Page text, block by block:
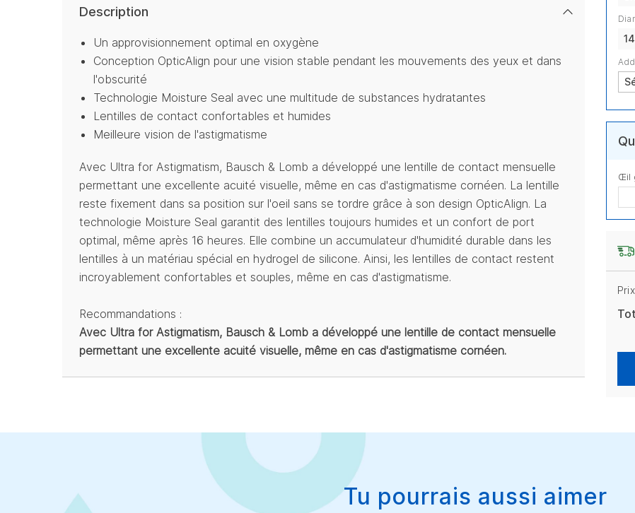
Œil
Description
Un approvisionnement optimal en oxygène
Conception OpticAlign pour une vision stable pendant les mouvements des yeux et dans
l'obscurité
Technologie Moisture Seal avec une multitude de substances hydratantes
Lentilles de contact confortables et humides
Meilleure vision de l'astigmatisme
Avec Ultra for Astigmatism, Bausch & Lomb a développé une lentille de contact mensuelle
permettant une excellente acuité visuelle, même en cas d'astigmatisme cornéen. La lentille
reste fixement dans sa position sur l'oeil sans se tordre grâce à son design OpticAlign. La
technologie Moisture Seal garantit des lentilles toujours humides et un confort de port
optimal, même après 16 heures. Elle combine un accumulateur d'humidité durable dans les
lentilles à un matériau spécial en hydrogel de silicone. Ainsi, les lentilles de contact restent
incroyablement confortables et souples, même en cas d'astigmatisme.
Recommandations :
Avec Ultra for Astigmatism, Bausch & Lomb a développé une lentille de contact mensuelle
permettant une excellente acuité visuelle, même en cas d'astigmatisme cornéen.
Tu pourrais aussi aimer